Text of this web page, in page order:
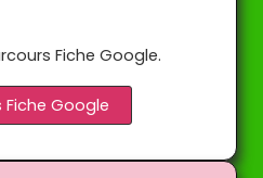
Fiche Google.
Fiche Google